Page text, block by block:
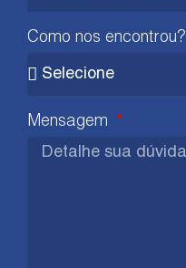
Como nos encontrou?
Mensagem